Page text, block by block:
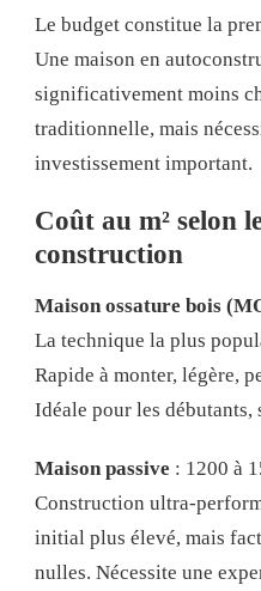
Le budget constitue la
Une maison en
significativement moins
traditionnelle, mais
investissement important.
Coût au m² selon
construction
Maison ossature bois
La technique la plus
Rapide à monter, légère,
Idéale pour les
Maison passive : 1200 à
Construction ultra-
initial plus élevé, mais
nulles. Nécessite une